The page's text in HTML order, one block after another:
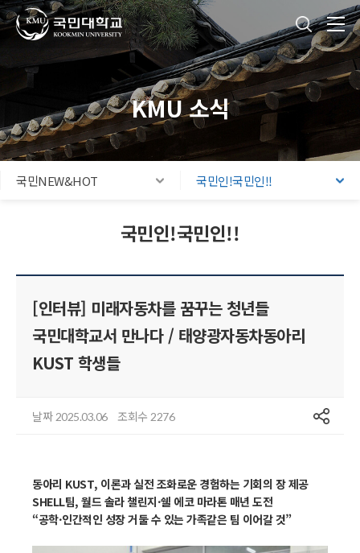
주메뉴 바로가기
본문내용 바로가기
푸터 바로가기
국민대학교
KMU 소식
국민NEW&HOT 국민인!국민인!!
국민인!국민인!!
[인터뷰] 미래자동차를 꿈꾸는 청년들
국민대학교서 만나다 / 태양광자동차동아리
KUST 학생들
날짜 2025.03.06 조회수 2276 공유
동아리 KUST, 이론과 실전 조화로운 경험하는 기회의 장 제공
SHELL팀, 월드 솔라 챌린지·쉘 에코 마라톤 매년 도전
“공학·인간적인 성장 거둘 수 있는 가족같은 팀 이어갈 것”